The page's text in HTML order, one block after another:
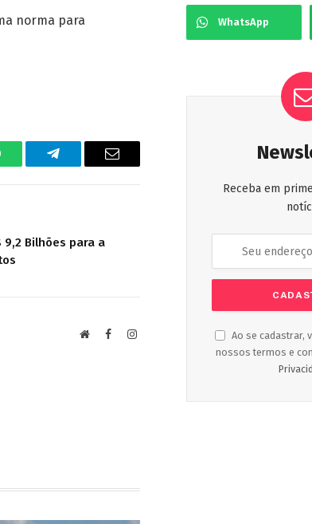
norma para
TelegramaE-
9,2 Bilhões para a
Site FacebookInstagram
WhatsApp
Receba em
Ao se cadastrar,
nossos termos e